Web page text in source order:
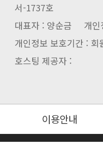
서-1737호
대표자 : 양순금 개인
개인정보 보호기간 : 회
호스팅 제공자 :
이용안내